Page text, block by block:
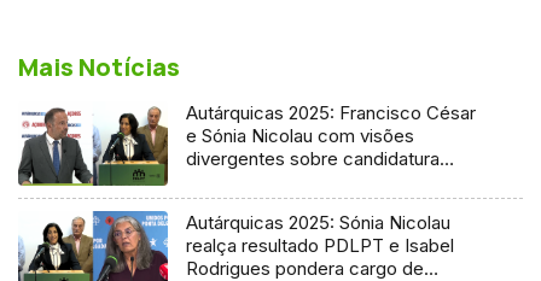
Mais Notícias
Autárquicas 2025: Francisco César
e Sónia Nicolau com visões
divergentes sobre candidatura
Autárquicas 2025: Sónia Nicolau
realça resultado PDLPT e Isabel
Rodrigues pondera cargo de